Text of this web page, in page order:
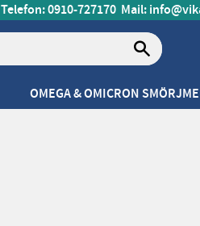
Telefon: 0910-727170 Mail:
OMEGA & OMICRON